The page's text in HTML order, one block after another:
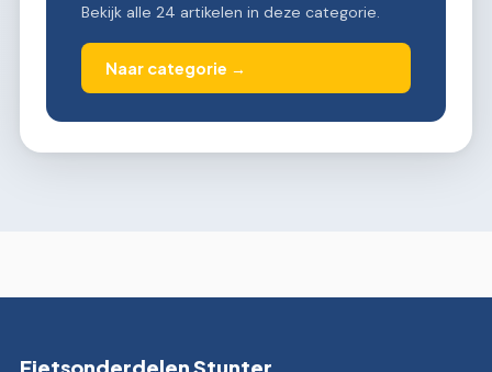
Bekijk alle 24 artikelen in deze categorie.
Naar categorie →